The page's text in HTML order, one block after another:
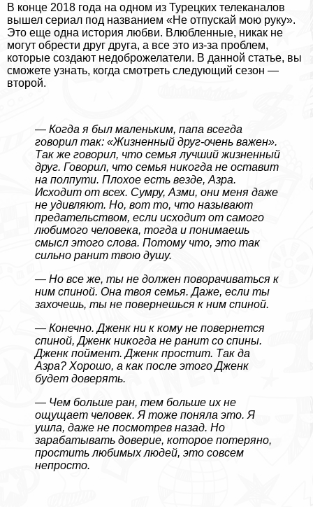
В конце 2018 года на одном из Турецких телеканалов
вышел сериал под названием «Не отпускай мою руку».
Это еще одна история любви. Влюбленные, никак не
могут обрести друг друга, а все это из-за проблем,
которые создают недоброжелатели. В данной статье, вы
сможете узнать, когда смотреть следующий сезон —
второй.
— Когда я был маленьким, папа всегда
говорил так: «Жизненный друг-очень важен».
Так же говорил, что семья лучший жизненный
друг. Говорил, что семья никогда не оставит
на полпути. Плохое есть везде, Азра.
Исходит от всех. Сумру, Азми, они меня даже
не удивляют. Но, вот то, что называют
предательством, если исходит от самого
любимого человека, тогда и понимаешь
смысл этого слова. Потому что, это так
сильно ранит твою душу.
— Но все же, ты не должен поворачиваться к
ним спиной. Она твоя семья. Даже, если ты
захочешь, ты не повернешься к ним спиной.
— Конечно. Дженк ни к кому не повернется
спиной, Дженк никогда не ранит со спины.
Дженк поймент. Дженк простит. Так да
Азра? Хорошо, а как после этого Дженк
будет доверять.
— Чем больше ран, тем больше их не
ощущает человек. Я тоже поняла это. Я
ушла, даже не посмотрев назад. Но
заpaбатывать доверие, которое потеряно,
простить любимых людей, это совсем
непросто.